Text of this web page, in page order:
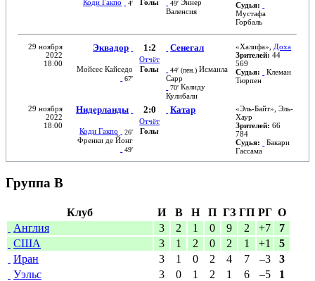
Коди Гакпо 4′ Голы 49′ Эннер
Валенсия
Судья:
Мустафа
Горбаль
29 ноября
2022
18:00
Эквадор 1:2
Отчёт
Сенегал
Мойсес Кайседо
67′
Голы 44′ (пен.) Исмаила
Сарр
70′ Калиду
Кулибали
«Халифа»,Доха
Зрителей: 44
569
Судья:
Клеман
Тюрпен
29 ноября
2022
18:00
Нидерланды 2:0
Отчёт
Катар
Коди Гакпо 26′
Френки де Йонг
49′
Голы
«Эль-Байт»,Эль-
Хаур
Зрителей: 66
784
Судья:
Бакари
Гассама
Группа B
Клуб И В Н П ГЗ ГП РГ О
Англия
3 2 1 0 9 2 +7
7
США
3 1 2 0 2 1 +1
5
Иран
3 1 0 2 4 7 –3
3
Уэльс
3 0 1 2 1 6 –5
1